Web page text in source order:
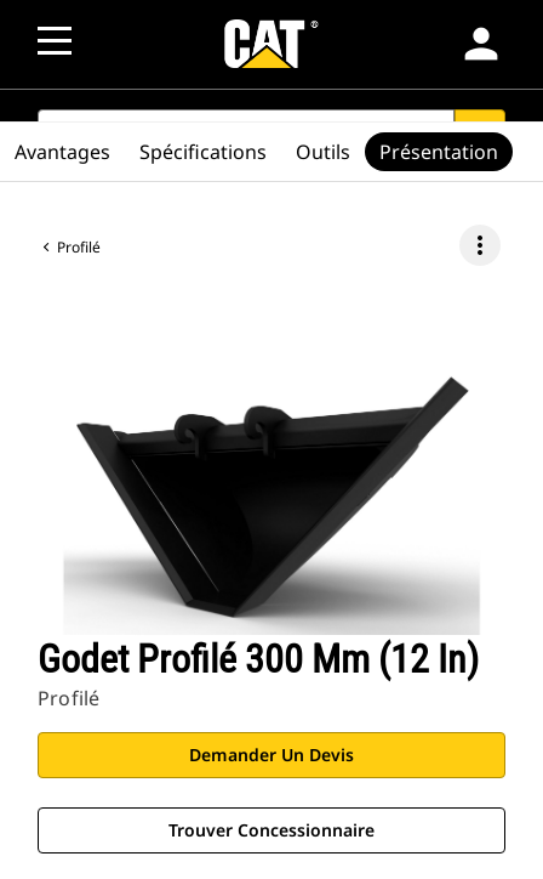
person
SEARCH search
Profilé more_vert
Godet Profilé 300 Mm (12 In)
Profilé
Demander Un Devis
Trouver Concessionnaire
Avantages Spécifications Outils Présentation